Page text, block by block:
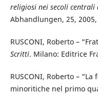
religiosi nei secoli centrali
Abhandlungen, 25,
RUSCONI, Roberto –
Scritti. Milano: Editrice
RUSCONI, Roberto –
minoritiche nel primo